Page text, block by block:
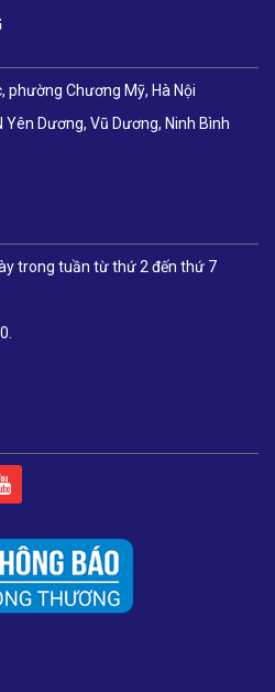
phường Chương Mỹ, Hà Nội
Yên Dương, Vũ Dương, Ninh Bình
trong tuần từ thứ 2 đến thứ 7